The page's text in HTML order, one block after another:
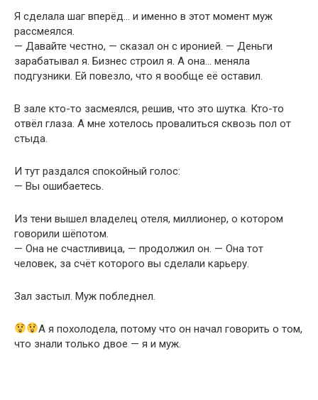
Я сделала шаг вперёд… и именно в этот момент муж
рассмеялся.
— Давайте честно, — сказал он с иронией. — Деньги
зарабатывал я. Бизнес строил я. А она… меняла
подгузники. Ей повезло, что я вообще её оставил.
В зале кто-то засмеялся, решив, что это шутка. Кто-то
отвёл глаза. А мне хотелось провалиться сквозь пол от
стыда.
И тут раздался спокойный голос:
— Вы ошибаетесь.
Из тени вышел владелец отеля, миллионер, о котором
говорили шёпотом.
— Она не счастливица, — продолжил он. — Она тот
человек, за счёт которого вы сделали карьеру.
Зал застыл. Муж побледнел.
А я похолодела, потому что он начал говорить о том,
что знали только двое — я и муж.